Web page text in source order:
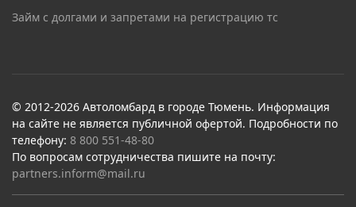
Займ с долгами и запретами на регистрацию тс
© 2012-2026 Автоломбард в городе Тюмень. Информация
на сайте не является публичной офертой. Подробности по
телефону: 8 800 551-48-80
По вопросам сотрудничества пишите на почту:
partners.inform@mail.ru